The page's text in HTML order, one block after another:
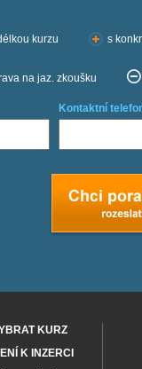
kurzu s
na jaz. zkoušku
Kontaktní
KURZ
K INZERCI